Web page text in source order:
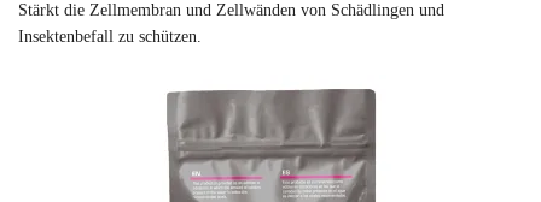
Stärkt die Zellmembran und Zellwänden von Schädlingen und
Insektenbefall zu schützen.